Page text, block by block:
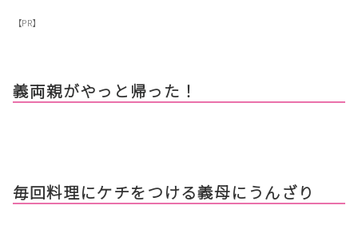
【PR】
義両親がやっと帰った！
毎回料理にケチをつける義母にうんざり